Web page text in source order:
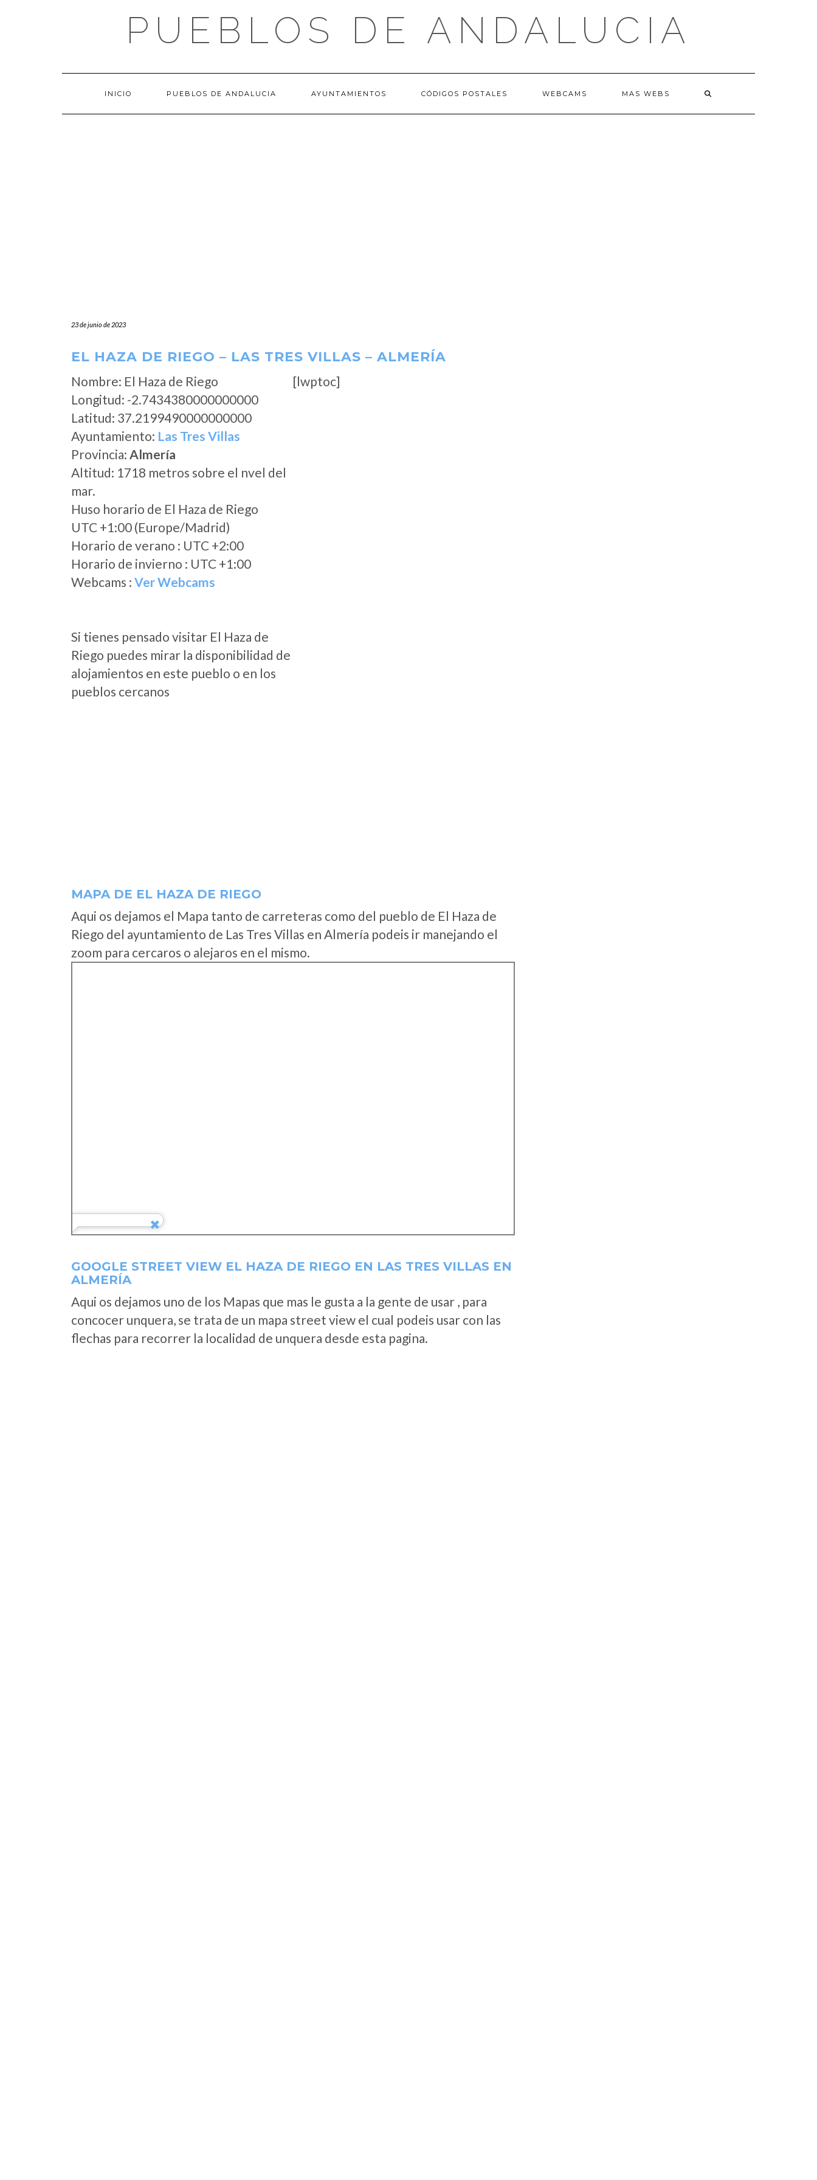
PUEBLOS DE ANDALUCIA
INICIO PUEBLOS DE ANDALUCIA AYUNTAMIENTOS CÓDIGOS POSTALES WEBCAMS MAS WEBS
23 de junio de 2023
EL HAZA DE RIEGO – LAS TRES VILLAS – ALMERÍA
Nombre: El Haza de Riego
Longitud: -2.7434380000000000
Latitud: 37.2199490000000000
Ayuntamiento: Las Tres Villas
Provincia: Almería
Altitud: 1718 metros sobre el nvel del
mar.
Huso horario de El Haza de Riego
UTC +1:00 (Europe/Madrid)
Horario de verano : UTC +2:00
Horario de invierno : UTC +1:00
Webcams : Ver Webcams
Si tienes pensado visitar El Haza de
Riego puedes mirar la disponibilidad de
alojamientos en este pueblo o en los
pueblos cercanos
[lwptoc]
MAPA DE EL HAZA DE RIEGO
Aqui os dejamos el Mapa tanto de carreteras como del pueblo de El Haza de
Riego del ayuntamiento de Las Tres Villas en Almería podeis ir manejando el
zoom para cercaros o alejaros en el mismo.
GOOGLE STREET VIEW EL HAZA DE RIEGO EN LAS TRES VILLAS EN
ALMERÍA
Aqui os dejamos uno de los Mapas que mas le gusta a la gente de usar , para
concocer unquera, se trata de un mapa street view el cual podeis usar con las
flechas para recorrer la localidad de unquera desde esta pagina.